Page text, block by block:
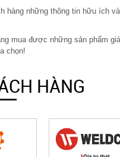
những thông tin hữu ích
mua được những sản phẩm
chọn!
HÀNG